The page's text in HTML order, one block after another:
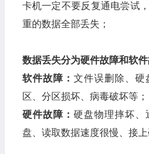
卡机一定不要反复通电尝试
重的数据全部丢失；
数据丢失分为硬件故障和软
软件故障： 文件误删除、硬
区、分区损坏、病毒破坏等；
硬件故障： 硬盘物理摔坏、
盘、读取数据速度很慢、接上